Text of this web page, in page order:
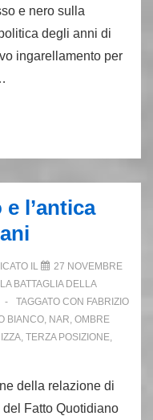
e nero sulla
degli anni di
ingarellamento per
l’antica
IL
27 NOVEMBRE
LA BATTAGLIA DELLA
TAGGATO CON FABRIZIO
BIANCO, NAR, OMBRE
, TERZA POSIZIONE,
della relazione di
del Fatto Quotidiano